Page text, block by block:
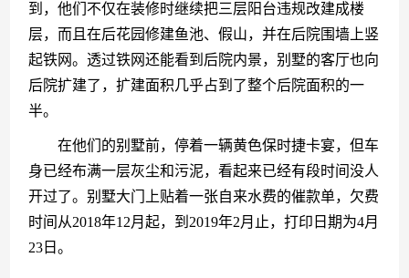
到，他们不仅在装修时继续把三层阳台违规改建成楼
层，而且在后花园修建鱼池、假山，并在后院围墙上竖
起铁网。透过铁网还能看到后院内景，别墅的客厅也向
后院扩建了，扩建面积几乎占到了整个后院面积的一
半。
在他们的别墅前，停着一辆黄色保时捷卡宴，但车
身已经布满一层灰尘和污泥，看起来已经有段时间没人
开过了。别墅大门上贴着一张自来水费的催款单，欠费
时间从2018年12月起，到2019年2月止，打印日期为4月
23日。